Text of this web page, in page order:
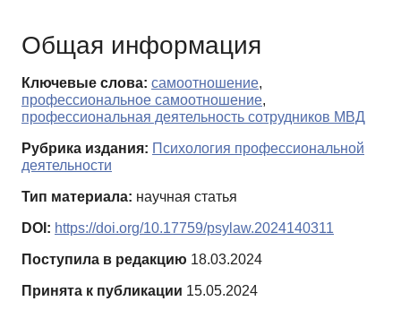
Общая информация
Ключевые слова: самоотношение,
профессиональное самоотношение,
профессиональная деятельность сотрудников МВД
Рубрика издания: Психология профессиональной
деятельности
Тип материала: научная статья
DOI: https://doi.org/10.17759/psylaw.2024140311
Поступила в редакцию 18.03.2024
Принята к публикации 15.05.2024